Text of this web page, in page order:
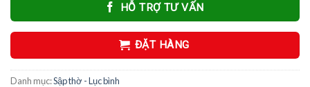
HỖ TRỢ TƯ VẤN
ĐẶT HÀNG
Danh mục:Sập thờ - Lục bình